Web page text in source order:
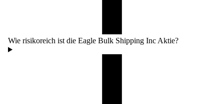
Wie risikoreich ist die Eagle Bulk Shipping Inc Aktie?